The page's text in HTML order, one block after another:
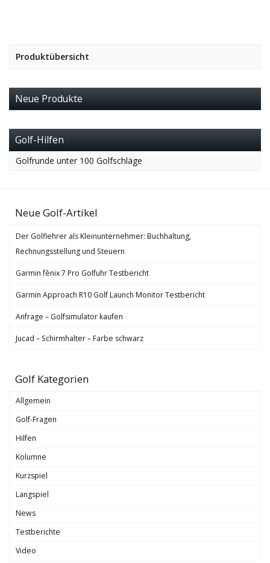
Produktübersicht
Neue Produkte
Golf-Hilfen
Golfrunde unter 100 Golfschläge
Neue Golf-Artikel
Der Golflehrer als Kleinunternehmer: Buchhaltung,
Rechnungsstellung und Steuern
Garmin fēnix 7 Pro Golfuhr Testbericht
Garmin Approach R10 Golf Launch Monitor Testbericht
Anfrage – Golfsimulator kaufen
Jucad – Schirmhalter – Farbe schwarz
Golf Kategorien
Allgemein
Golf-Fragen
Hilfen
Kolumne
Kurzspiel
Langspiel
News
Testberichte
Video